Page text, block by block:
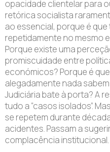
opacidade clientelar para
retórica socialista
ao essencial, porque é
repetidamente no mesmo
Porque existe uma
promiscuidade entre
económicos? Porque é
alegadamente nada
Judiciária bate à porta? A
tudo a “casos isolados”.
se repetem durante
acidentes. Passam a
complacência institucional.